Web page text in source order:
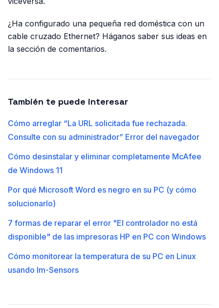
¿Ha configurado una pequeña red doméstica con un
cable cruzado Ethernet? Háganos saber sus ideas en
la sección de comentarios.
También te puede interesar
Cómo arreglar “La URL solicitada fue rechazada.
Consulte con su administrador” Error del navegador
Cómo desinstalar y eliminar completamente McAfee
de Windows 11
Por qué Microsoft Word es negro en su PC (y cómo
solucionarlo)
7 formas de reparar el error "El controlador no está
disponible" de las impresoras HP en PC con Windows
Cómo monitorear la temperatura de su PC en Linux
usando lm-Sensors